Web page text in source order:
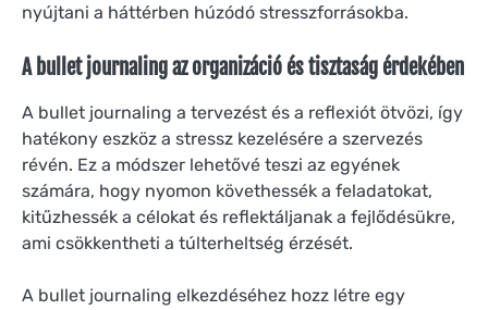
nyújtani a háttérben húzódó stresszforrásokba.
A bullet journaling az organizáció és tisztaság érdekében
A bullet journaling a tervezést és a reflexiót ötvözi, így
hatékony eszköz a stressz kezelésére a szervezés
révén. Ez a módszer lehetővé teszi az egyének
számára, hogy nyomon követhessék a feladatokat,
kitűzhessék a célokat és reflektáljanak a fejlődésükre,
ami csökkentheti a túlterheltség érzését.
A bullet journaling elkezdéséhez hozz létre egy